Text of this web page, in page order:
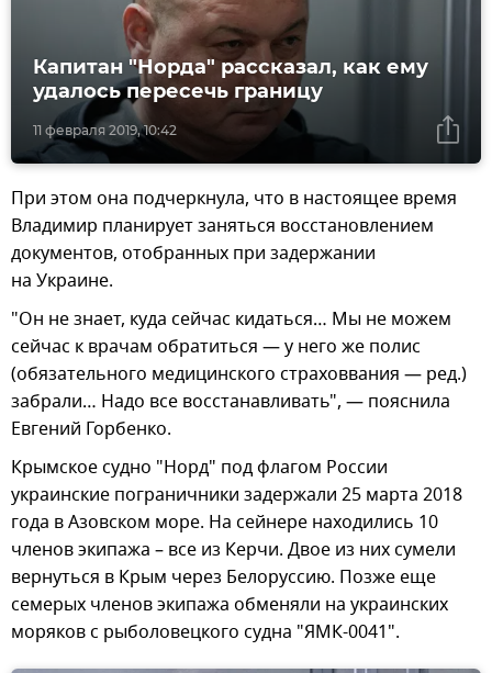
11 февраля 2019, 10:42
Капитан "Норда" рассказал, как ему
удалось пересечь границу
При этом она подчеркнула, что в настоящее время
Владимир планирует заняться восстановлением
документов, отобранных при задержании
на Украине.
"Он не знает, куда сейчас кидаться… Мы не можем
сейчас к врачам обратиться — у него же полис
(обязательного медицинского страховвания — ред.)
забрали… Надо все восстанавливать", — пояснила
Евгений Горбенко.
Крымское судно "Норд" под флагом России
украинские пограничники задержали 25 марта 2018
года в Азовском море. На сейнере находились 10
членов экипажа – все из Керчи. Двое из них сумели
вернуться в Крым через Белоруссию. Позже еще
семерых членов экипажа обменяли на украинских
моряков с рыболовецкого судна "ЯМК-0041".